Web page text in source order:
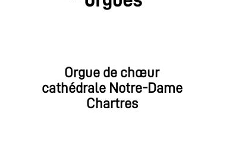
Orgue de chœur
cathédrale Notre-Dame
Chartres